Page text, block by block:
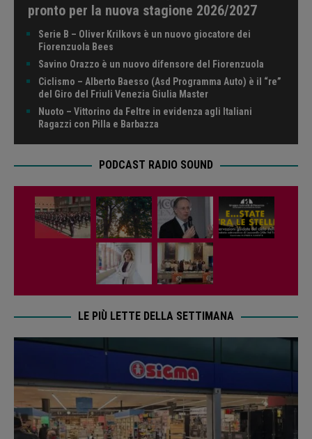
pronto per la nuova stagione 2026/2027
Serie B – Oliver Krilkovs è un nuovo giocatore dei
Fiorenzuola Bees
Savino Orazzo è un nuovo difensore del Fiorenzuola
Ciclismo – Alberto Baesso (Asd Programma Auto) è il “re”
del Giro del Friuli Venezia Giulia Master
Nuoto – Vittorino da Feltre in evidenza agli Italiani
Ragazzi con Pilla e Barbazza
PODCAST RADIO SOUND
LE PIÙ LETTE DELLA SETTIMANA